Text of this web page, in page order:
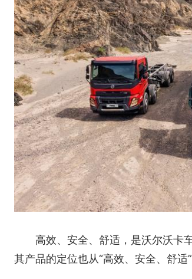
高效、安全、舒适，是沃尔沃卡
其产品的定位也从“高效、安全、舒适